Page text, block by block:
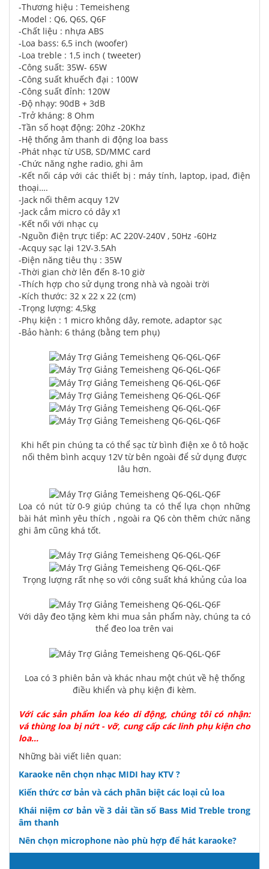
-Thương hiệu : Temeisheng
-Model : Q6, Q6S, Q6F
-Chất liệu : nhựa ABS
-Loa bass: 6,5 inch (woofer)
-Loa treble : 1,5 inch ( tweeter)
-Công suất: 35W- 65W
-Công suất khuếch đại : 100W
-Công suất đỉnh: 120W
-Độ nhạy: 90dB + 3dB
-Trở kháng: 8 Ohm
-Tần số hoạt động: 20hz -20Khz
-Hệ thống âm thanh di động loa bass
-Phát nhạc từ USB, SD/MMC card
-Chức năng nghe radio, ghi âm
-Kết nối cáp với các thiết bị : máy tính, laptop, ipad, điện
thoại….
-Jack nối thêm acquy 12V
-Jack cắm micro có dây x1
-Kết nối với nhạc cụ
-Nguồn điện trực tiếp: AC 220V-240V , 50Hz -60Hz
-Acquy sạc lại 12V-3.5Ah
-Điện năng tiêu thụ : 35W
-Thời gian chờ lên đến 8-10 giờ
-Thích hợp cho sử dụng trong nhà và ngoài trời
-Kích thước: 32 x 22 x 22 (cm)
-Trọng lượng: 4,5kg
-Phụ kiện : 1 micro không dây, remote, adaptor sạc
-Bảo hành: 6 tháng (bằng tem phụ)
Khi hết pin chúng ta có thể sạc từ bình điện xe ô tô hoặc
nối thêm bình acquy 12V từ bên ngoài để sử dụng được
lâu hơn.
Loa có nút từ 0-9 giúp chúng ta có thể lựa chọn những
bài hát mình yêu thích , ngoài ra Q6 còn thêm chức năng
ghi âm cũng khá tốt.
Trọng lượng rất nhẹ so với công suất khá khủng của loa
Với dây đeo tặng kèm khi mua sản phẩm này, chúng ta có
thể đeo loa trên vai
Loa có 3 phiên bản và khác nhau một chút về hệ thống
điều khiển và phụ kiện đi kèm.
Với các sản phẩm loa kéo di động, chúng tôi có nhận:
vá thùng loa bị nứt - vỡ, cung cấp các linh phụ kiện cho
loa...
Những bài viết liên quan:
Karaoke nên chọn nhạc MIDI hay KTV ?
Kiến thức cơ bản và cách phân biệt các loại củ loa
Khái niệm cơ bản về 3 dải tần số Bass Mid Treble trong
âm thanh
Nên chọn microphone nào phù hợp để hát karaoke?